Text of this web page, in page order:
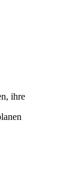
ihre